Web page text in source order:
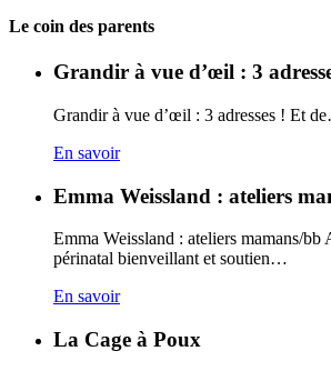
Carto
Le coin des parents
Grandir à vue d’œil : 3
Grandir à vue d’œil : 3 adresses ! Et
En savoir
Emma Weissland : ateliers
Emma Weissland : ateliers mamans/bb
périnatal bienveillant et soutien…
En savoir
La Cage à Poux